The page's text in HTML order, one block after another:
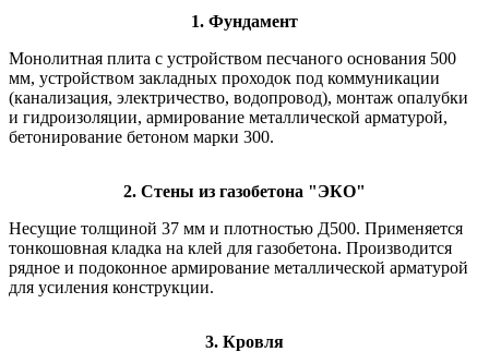
1. Фундамент
Монолитная плита с устройством песчаного основания 500
мм, устройством закладных проходок под коммуникации
(канализация, электричество, водопровод), монтаж опалубки
и гидроизоляции, армирование металлической арматурой,
бетонирование бетоном марки 300.
2. Стены из газобетона "ЭКО"
Несущие толщиной 37 мм и плотностью Д500. Применяется
тонкошовная кладка на клей для газобетона. Производится
рядное и подоконное армирование металлической арматурой
для усиления конструкции.
3. Кровля